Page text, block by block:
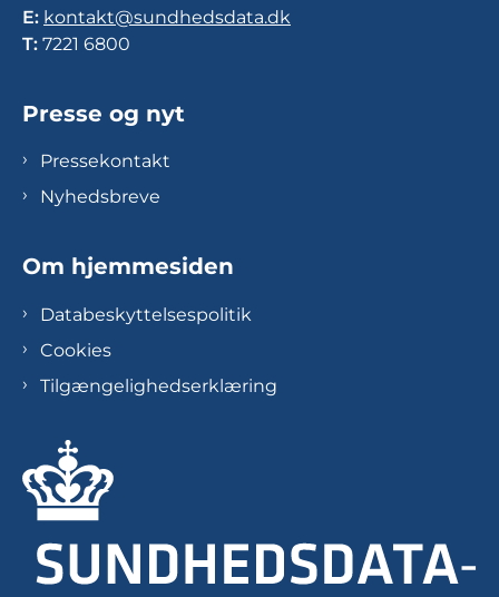
E: kontakt@sundhedsdata.dk
T: 7221 6800
Presse og nyt
Pressekontakt
Nyhedsbreve
Om hjemmesiden
Databeskyttelsespolitik
Cookies
Tilgængelighedserklæring